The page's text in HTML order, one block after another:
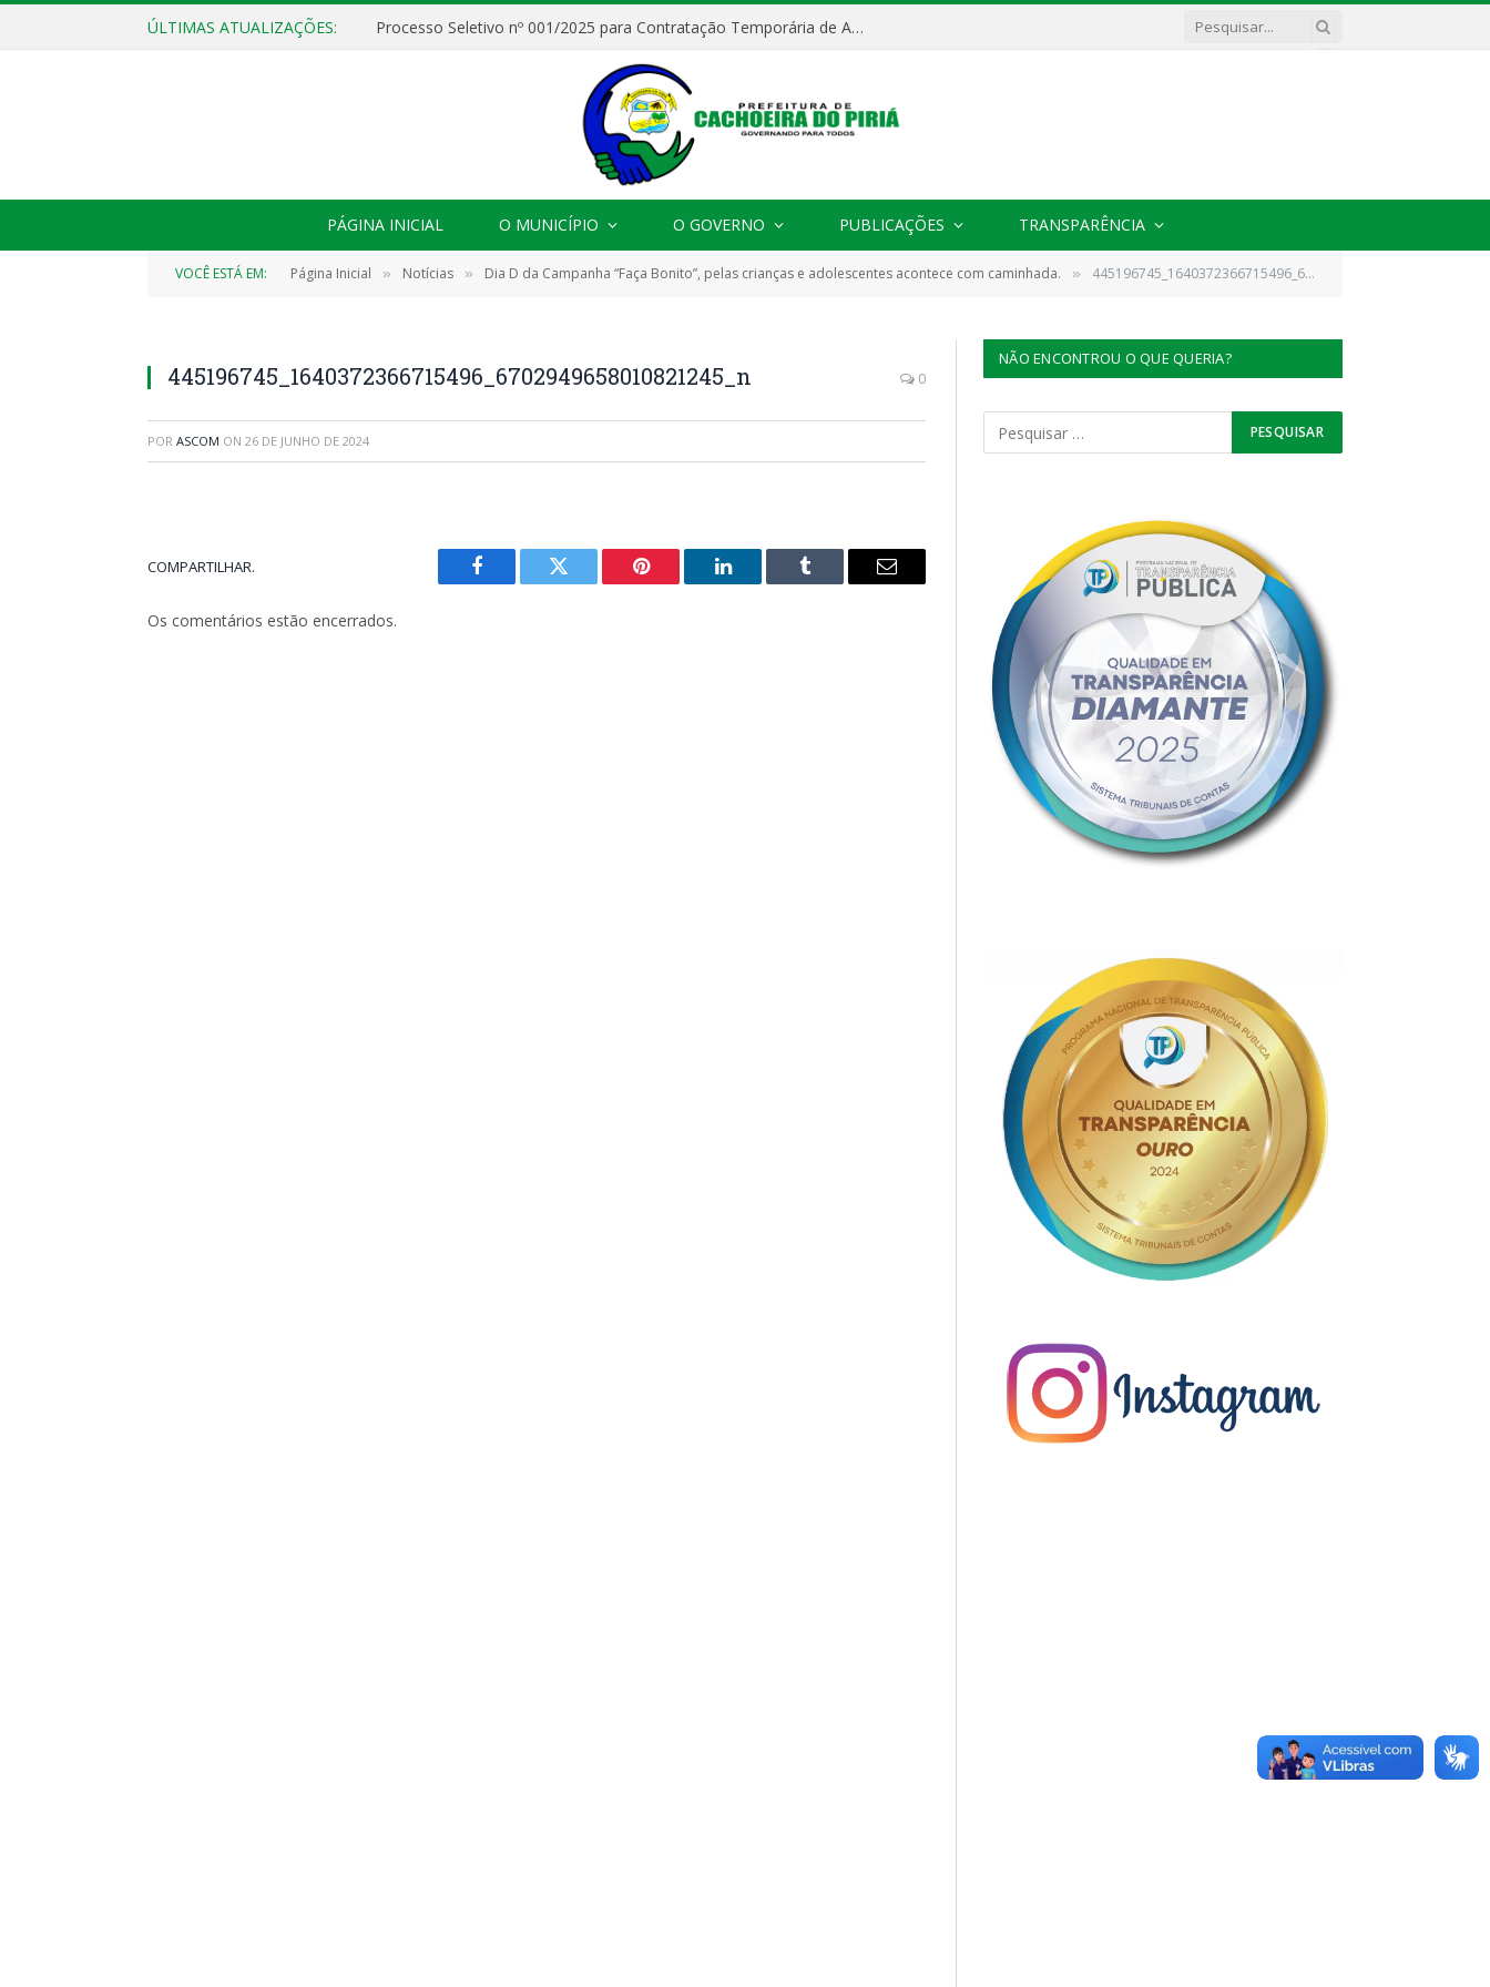
ÚLTIMAS ATUALIZAÇÕES: Processo Seletivo nº 001/2025 para Contratação Temporária de Agentes Comunitários de Saúde (ACS)
PÁGINA INICIAL O MUNICÍPIO O GOVERNO PUBLICAÇÕES TRANSPARÊNCIA
VOCÊ ESTÁ EM: Página Inicial » Notícias » Dia D da Campanha “Faça Bonito”, pelas crianças e adolescentes acontece com caminhada. » 445196745_1640372366715496_6702949658010821245_n
445196745_1640372366715496_6702949658010821245_n 0
POR ASCOM ON 26 DE JUNHO DE 2024
COMPARTILHAR.
Facebook Twitter Pinterest LinkedIn Tumblr
E-
Os comentários estão encerrados.
NÃO ENCONTROU O QUE QUERIA?